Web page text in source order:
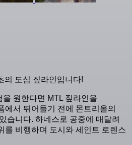
의 도심 짚라인입니다!
원한다면 MTL 짚라인을
에서 뛰어들기 전에 몬트리올의
습니다. 하네스로 공중에 매달려
를 비행하며 도시와 세인트 로렌스